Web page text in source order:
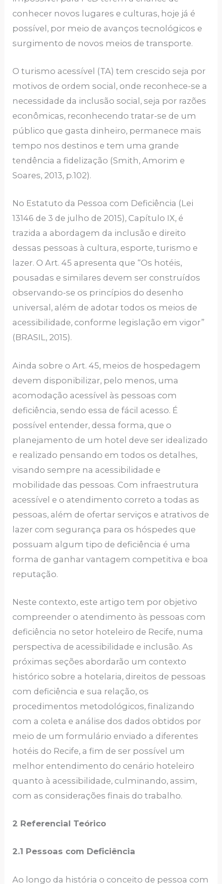
conhecer novos lugares e culturas, hoje já é
possível, por meio de avanços tecnológicos e
surgimento de novos meios de transporte.
O turismo acessível (TA) tem crescido seja por
motivos de ordem social, onde reconhece-se a
necessidade da inclusão social, seja por razões
econômicas, reconhecendo tratar-se de um
público que gasta dinheiro, permanece mais
tempo nos destinos e tem uma grande
tendência a fidelização (Smith, Amorim e
Soares, 2013, p.102).
No Estatuto da Pessoa com Deficiência (Lei
13146 de 3 de julho de 2015), Capítulo IX, é
trazida a abordagem da inclusão e direito
dessas pessoas à cultura, esporte, turismo e
lazer. O Art. 45 apresenta que “Os hotéis,
pousadas e similares devem ser construídos
observando-se os princípios do desenho
universal, além de adotar todos os meios de
acessibilidade, conforme legislação em vigor”
(BRASIL, 2015).
Ainda sobre o Art. 45, meios de hospedagem
devem disponibilizar, pelo menos, uma
acomodação acessível às pessoas com
deficiência, sendo essa de fácil acesso. É
possível entender, dessa forma, que o
planejamento de um hotel deve ser idealizado
e realizado pensando em todos os detalhes,
visando sempre na acessibilidade e
mobilidade das pessoas. Com infraestrutura
acessível e o atendimento correto a todas as
pessoas, além de ofertar serviços e atrativos de
lazer com segurança para os hóspedes que
possuam algum tipo de deficiência é uma
forma de ganhar vantagem competitiva e boa
reputação.
Neste contexto, este artigo tem por objetivo
compreender o atendimento às pessoas com
deficiência no setor hoteleiro de Recife, numa
perspectiva de acessibilidade e inclusão. As
próximas seções abordarão um contexto
histórico sobre a hotelaria, direitos de pessoas
com deficiência e sua relação, os
procedimentos metodológicos, finalizando
com a coleta e análise dos dados obtidos por
meio de um formulário enviado a diferentes
hotéis do Recife, a fim de ser possível um
melhor entendimento do cenário hoteleiro
quanto à acessibilidade, culminando, assim,
com as considerações finais do trabalho.
2 Referencial Teórico
2.1 Pessoas com Deficiência
Ao longo da história o conceito de pessoa com